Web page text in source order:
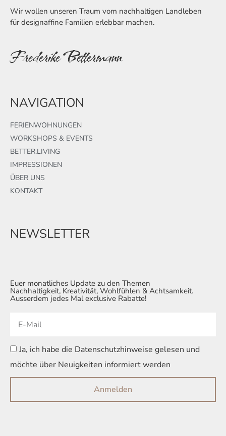
Wir wollen unseren Traum vom nachhaltigen Landleben
für designaffine Familien erlebbar machen.
Frederike Bettermann
NAVIGATION
FERIENWOHNUNGEN
WORKSHOPS & EVENTS
BETTER.LIVING
IMPRESSIONEN
ÜBER UNS
KONTAKT
NEWSLETTER
Euer monatliches Update zu den Themen
Nachhaltigkeit, Kreativität, Wohlfühlen & Achtsamkeit.
Ausserdem jedes Mal exclusive Rabatte!
Ja, ich habe die Datenschutzhinweise gelesen und
möchte über Neuigkeiten informiert werden
Anmelden